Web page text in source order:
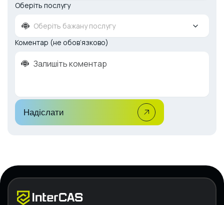
Оберіть послугу
Оберіть бажану послугу
Коментар (не обов’язково)
Надіслати